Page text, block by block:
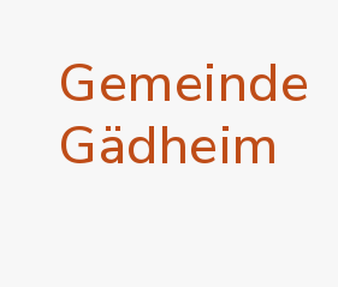
Gemeinde
Gädheim